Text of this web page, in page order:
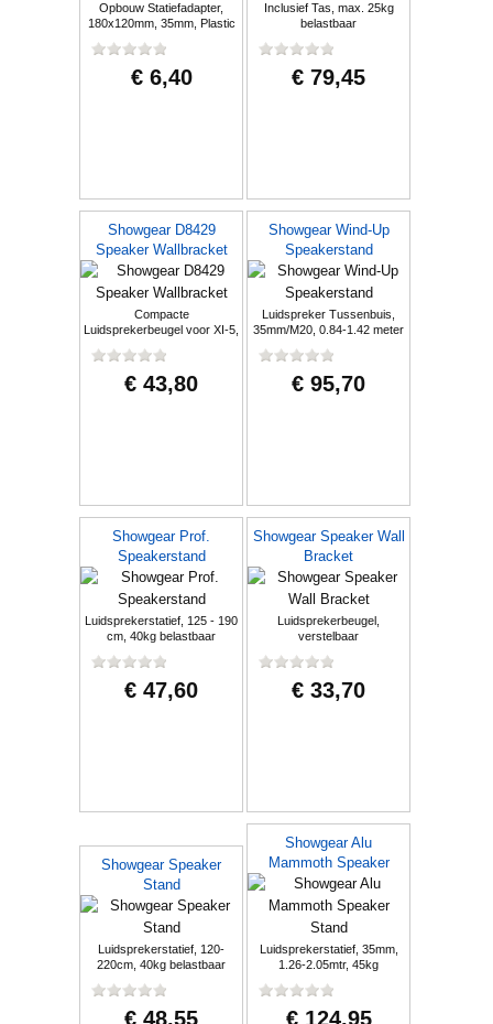
Opbouw Statiefadapter,
180x120mm, 35mm, Plastic
€ 6,40
Inclusief Tas, max. 25kg
belastbaar
€ 79,45
Showgear D8429
Speaker Wallbracket
Compacte
Luidsprekerbeugel voor XI-5,
€ 43,80
Showgear Wind-Up
Speakerstand
Luidspreker Tussenbuis,
35mm/M20, 0.84-1.42 meter
€ 95,70
Showgear Prof.
Speakerstand
Luidsprekerstatief, 125 - 190
cm, 40kg belastbaar
€ 47,60
Showgear Speaker Wall
Bracket
Luidsprekerbeugel,
verstelbaar
€ 33,70
Showgear Speaker
Stand
Luidsprekerstatief, 120-
220cm, 40kg belastbaar
€ 48,55
Showgear Alu
Mammoth Speaker
Stand
Luidsprekerstatief, 35mm,
1.26-2.05mtr, 45kg
€ 124,95